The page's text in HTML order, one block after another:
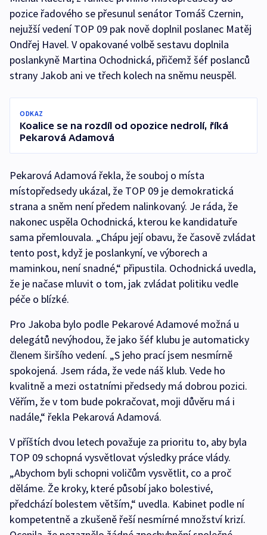
pozice řadového se přesunul senátor Tomáš Czernin,
nejužší vedení TOP 09 pak nově doplnil poslanec Matěj
Ondřej Havel. V opakované volbě sestavu doplnila
poslankyně Martina Ochodnická, přičemž šéf poslanců
strany Jakob ani ve třech kolech na sněmu neuspěl.
ODKAZ
Koalice se na rozdíl od opozice nedrolí, říká
Pekarová Adamová
Pekarová Adamová řekla, že souboj o místa
místopředsedy ukázal, že TOP 09 je demokratická
strana a sněm není předem nalinkovaný. Je ráda, že
nakonec uspěla Ochodnická, kterou ke kandidatuře
sama přemlouvala. „Chápu její obavu, že časově zvládat
tento post, když je poslankyní, ve výborech a
maminkou, není snadné,“ připustila. Ochodnická uvedla,
že je načase mluvit o tom, jak zvládat politiku vedle
péče o blízké.
Pro Jakoba bylo podle Pekarové Adamové možná u
delegátů nevýhodou, že jako šéf klubu je automaticky
členem širšího vedení. „S jeho prací jsem nesmírně
spokojená. Jsem ráda, že vede náš klub. Vede ho
kvalitně a mezi ostatními předsedy má dobrou pozici.
Věřím, že v tom bude pokračovat, moji důvěru má i
nadále,“ řekla Pekarová Adamová.
V příštích dvou letech považuje za prioritu to, aby byla
TOP 09 schopná vysvětlovat výsledky práce vlády.
„Abychom byli schopni voličům vysvětlit, co a proč
děláme. Že kroky, které působí jako bolestivé,
předchází bolestem větším,“ uvedla. Kabinet podle ní
kompetentně a zkušeně řeší nesmírné množství krizí.